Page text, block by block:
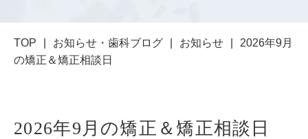
TOP お知らせ・歯科ブログ お知らせ
2026年9月
の矯正＆矯正相談日
2026年9月の矯正＆矯正相談日